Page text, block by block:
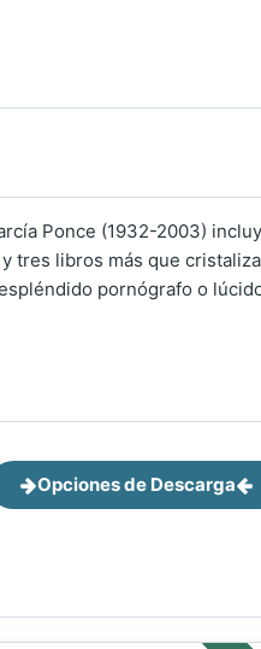
Ponce (1932-2003)
tres libros más que
pornógrafo o
Opciones de Descarga